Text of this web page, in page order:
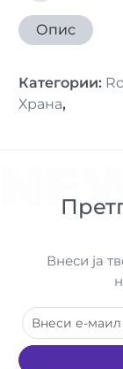
Опис
Категории:
Храна,
Внеси ја